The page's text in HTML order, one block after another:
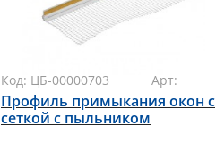
Код: ЦБ-00000703 Арт:
Профиль примыкания окон с
сеткой с пыльником